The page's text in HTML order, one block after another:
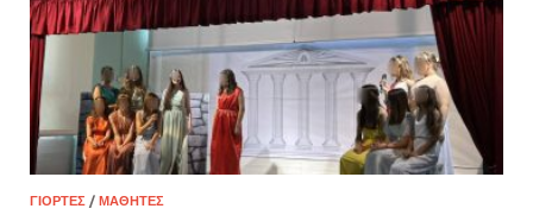
ΓΙΟΡΤΈΣ / ΜΑΘΗΤΈΣ